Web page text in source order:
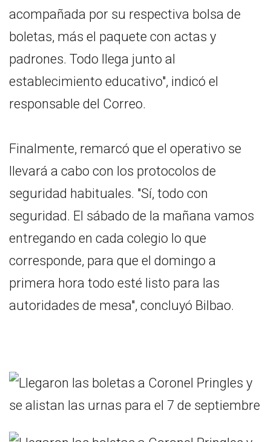
acompañada por su respectiva bolsa de
boletas, más el paquete con actas y
padrones. Todo llega junto al
establecimiento educativo", indicó el
responsable del Correo.
Finalmente, remarcó que el operativo se
llevará a cabo con los protocolos de
seguridad habituales. "Sí, todo con
seguridad. El sábado de la mañana vamos
entregando en cada colegio lo que
corresponde, para que el domingo a
primera hora todo esté listo para las
autoridades de mesa", concluyó Bilbao.